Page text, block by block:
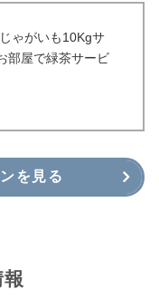
ゃがいも10Kgサ
部屋で緑茶サービ
を見る